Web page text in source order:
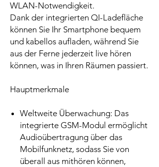
WLAN-Notwendigkeit.
Dank der integrierten QI-Ladefläche
können Sie Ihr Smartphone bequem
und kabellos aufladen, während Sie
aus der Ferne jederzeit live hören
können, was in Ihren Räumen passiert.
Hauptmerkmale
Weltweite Überwachung: Das
integrierte GSM-Modul ermöglicht
Audioübertragung über das
Mobilfunknetz, sodass Sie von
überall aus mithören können,